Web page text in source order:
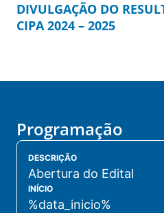
DIVULGAÇÃO DO
CIPA 2024 – 2025
Programação
DESCRIÇÃO
Abertura do Edital
INÍCIO
%data_inicio%